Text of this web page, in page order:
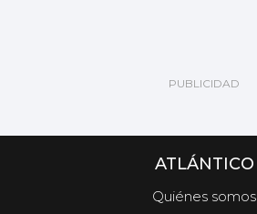
ATLÁNTICO
Quiénes somos